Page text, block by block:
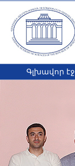
Գլխավոր էջ